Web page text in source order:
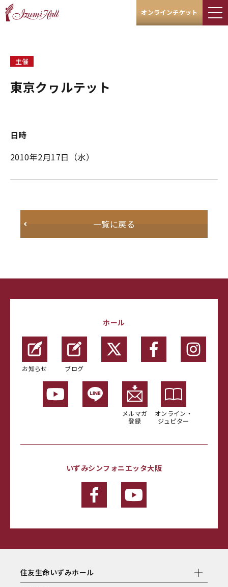
オンラインチケット
主催
東京クヮルテット
日時
2010年2月17日（水）
一覧に戻る
ホール
お知らせ ブログ
メルマガ
登録
オンライン・
ジュピター
いずみシンフォニエッタ大阪
住友生命いずみホール